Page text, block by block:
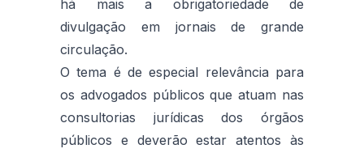
há mais a obrigatoriedade de
divulgação em jornais de grande
circulação.
O tema é de especial relevância para
os advogados públicos que atuam nas
consultorias jurídicas dos órgãos
públicos e deverão estar atentos às